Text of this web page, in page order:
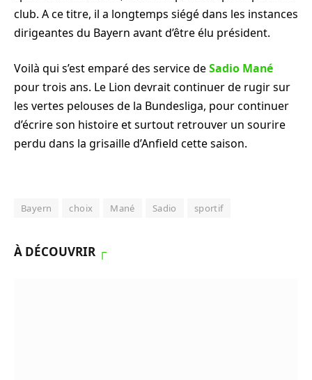
club. A ce titre, il a longtemps siégé dans les instances
dirigeantes du Bayern avant d’être élu président.
Voilà qui s’est emparé des service deSadio Mané
pour trois ans. Le Lion devrait continuer de rugir sur
les vertes pelouses de la Bundesliga, pour continuer
d’écrire son histoire et surtout retrouver un sourire
perdu dans la grisaille d’Anfield cette saison.
Bayern choix Mané Sadio sportif
À DÉCOUVRIR ┌